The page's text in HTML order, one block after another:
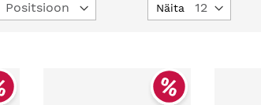
Näita